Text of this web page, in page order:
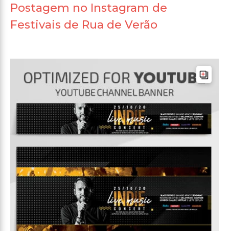
Postagem no Instagram de
Festivais de Rua de Verão